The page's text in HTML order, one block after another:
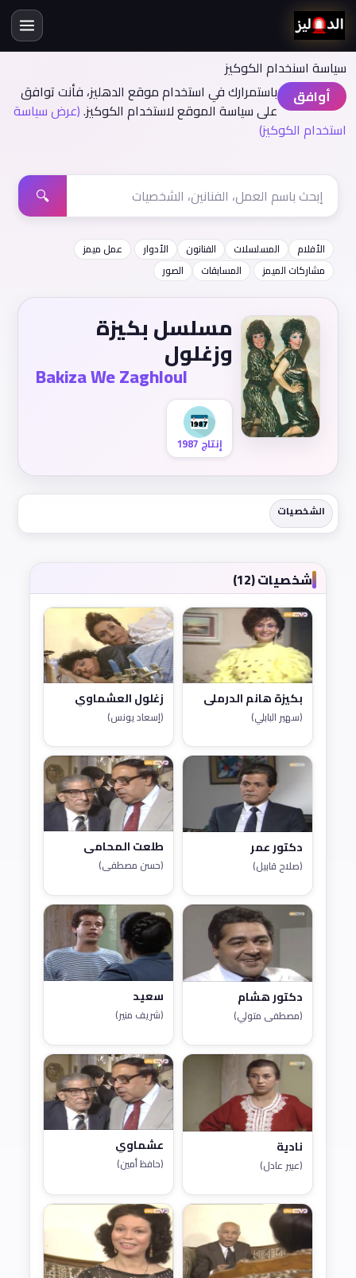
سياسة اسنخدام الكوكيز
أوافق
باستمرارك في استخدام موقع الدهليز، فأنت توافق
على سياسة الموقع لاستخدام الكوكيز.(عرض سياسة
استخدام الكوكيز)
🔍
الأفلام المسلسلات الفنانون الأدوار
عمل ميمز
مشاركات الميمز
المسابقات الصور
مسلسل بكيزة
وزغلول
Bakiza We Zaghloul
إنتاج 1987
الشخصيات
شخصيات (12)
بكيزة هانم الدرملي
(سهير البابلي)
زغلول العشماوي
(إسعاد يونس)
دكتور عمر
(صلاح قابيل)
طلعت المحامي
(حسن مصطفى)
دكتور هشام
(مصطفى متولي)
سعيد
(شريف منير)
نادية
(عبير عادل)
عشماوي
(حافظ أمين)